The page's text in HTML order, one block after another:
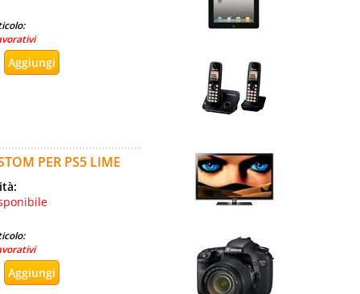
PER PS5 LIME